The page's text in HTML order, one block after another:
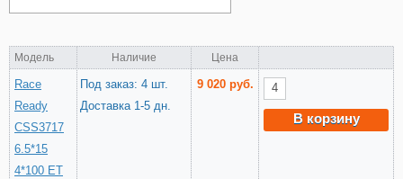
Модель Наличие Цена
Race
Ready
CSS3717
6.5*15
4*100 ET
Под заказ: 4 шт.
Доставка 1-5 дн.
9 020 руб.
В корзину